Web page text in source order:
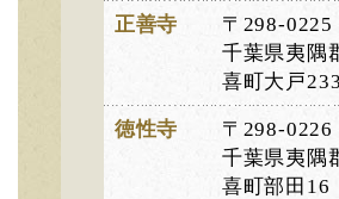
正善寺
〒298-0225
千葉県夷隅
喜町大戸
徳性寺
〒298-0226
千葉県夷隅
喜町部田16